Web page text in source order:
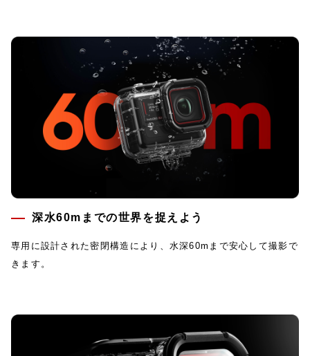
深水60mまでの世界を捉えよう
専用に設計された密閉構造により、水深60mまで安心して撮影で
きます。